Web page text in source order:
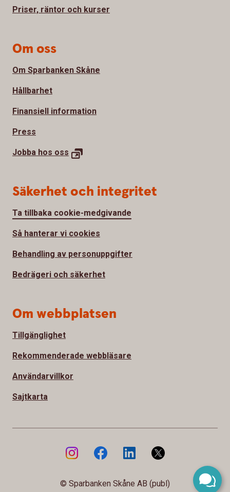
Priser, räntor och kurser
Om oss
Om Sparbanken Skåne
Hållbarhet
Finansiell information
Press
Jobba hos oss
Säkerhet och integritet
Ta tillbaka cookie-medgivande
Så hanterar vi cookies
Behandling av personuppgifter
Bedrägeri och säkerhet
Om webbplatsen
Tillgänglighet
Rekommenderade webbläsare
Användarvillkor
Sajtkarta
© Sparbanken Skåne AB (publ)